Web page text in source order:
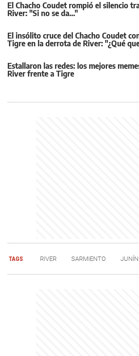
El Chacho Coudet rompió el silencio
River: "Si no se da..."
El insólito cruce del Chacho Coudet
Tigre en la derrota de River: "¿Qué
Estallaron las redes: los mejores
River frente a Tigre
TAGS RIVER SARMIENTO JUNÍN